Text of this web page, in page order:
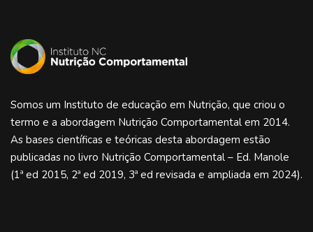
Somos um Instituto de educação em Nutrição, que criou o
termo e a abordagem Nutrição Comportamental em 2014.
As bases científicas e teóricas desta abordagem estão
publicadas no livro Nutrição Comportamental – Ed. Manole
(1ª ed 2015, 2ª ed 2019, 3ª ed revisada e ampliada em 2024).